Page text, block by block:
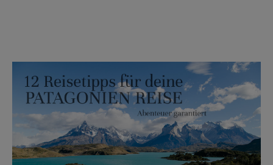
KONTAKT